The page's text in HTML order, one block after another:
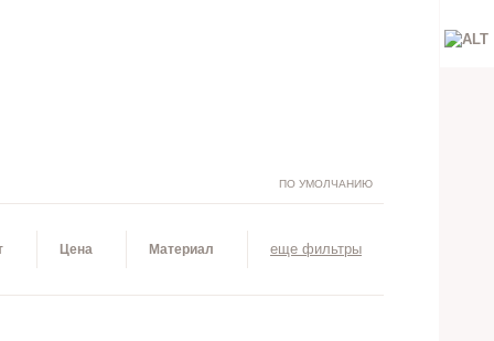
ПО УМОЛЧАНИЮ
Цена Материал еще фильтры